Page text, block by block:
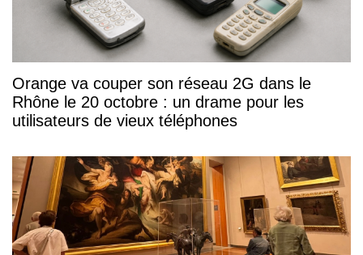
Orange va couper son réseau 2G dans le
Rhône le 20 octobre : un drame pour les
utilisateurs de vieux téléphones